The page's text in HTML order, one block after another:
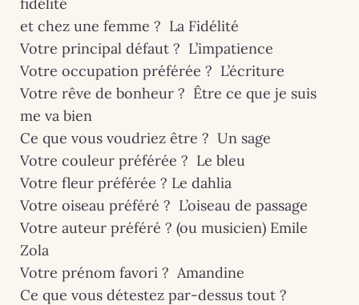
et chez une femme ? La Fidélité
Votre principal défaut ? L’impatience
Votre occupation préférée ? L’écriture
Votre rêve de bonheur ? Être ce que je suis
me va bien
Ce que vous voudriez être ? Un sage
Votre couleur préférée ? Le bleu
Votre fleur préférée ? Le dahlia
Votre oiseau préféré ? L’oiseau de passage
Votre auteur préféré ? (ou musicien) Emile
Zola
Votre prénom favori ? Amandine
Ce que vous détestez par-dessus tout ?